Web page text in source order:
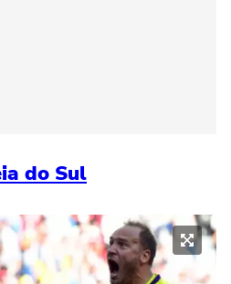
do Sul